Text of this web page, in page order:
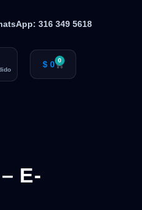
316 349 5618
$ 0 0
E-